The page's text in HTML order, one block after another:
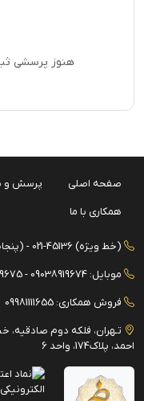
هنوز پرسشی
صفحه اصلی پرسش و
همکاری با ما
(خط ویژه) 45136-021 - (پنجاه خط) 44257406-021
موبایل: 09038919674 - 09038919675
فروش همکاری: 09981111655
تـهران، فلکه دوم صادقیه،
احمد، پلاک174، واحد 6